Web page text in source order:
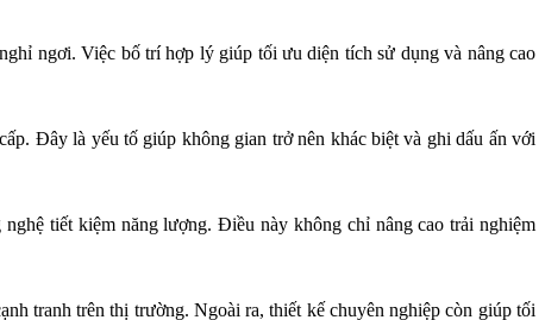
ngơi. Việc bố trí hợp lý giúp tối ưu diện tích sử dụng và nâng cao
Đây là yếu tố giúp không gian trở nên khác biệt và ghi dấu ấn với
tiết kiệm năng lượng. Điều này không chỉ nâng cao trải nghiệm
tranh trên thị trường. Ngoài ra, thiết kế chuyên nghiệp còn giúp tối